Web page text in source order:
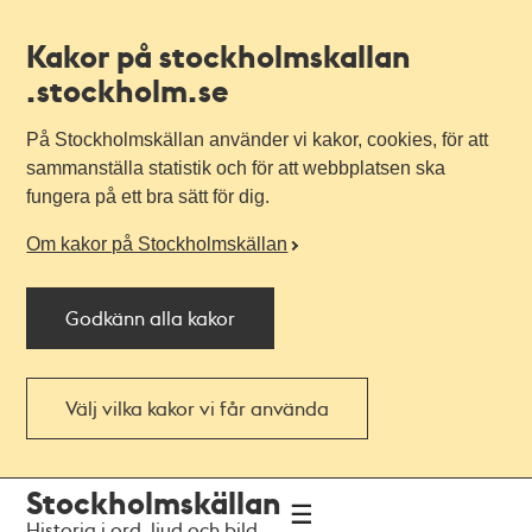
Kakor på stockholmskallan
.stockholm.se
På Stockholmskällan använder vi kakor, cookies, för att
sammanställa statistik och för att webbplatsen ska
fungera på ett bra sätt för dig.
Om kakor på Stockholmskällan
Godkänn alla kakor
Välj vilka kakor vi får använda
navigationen
huvudinnehållet
Stockholmskällan